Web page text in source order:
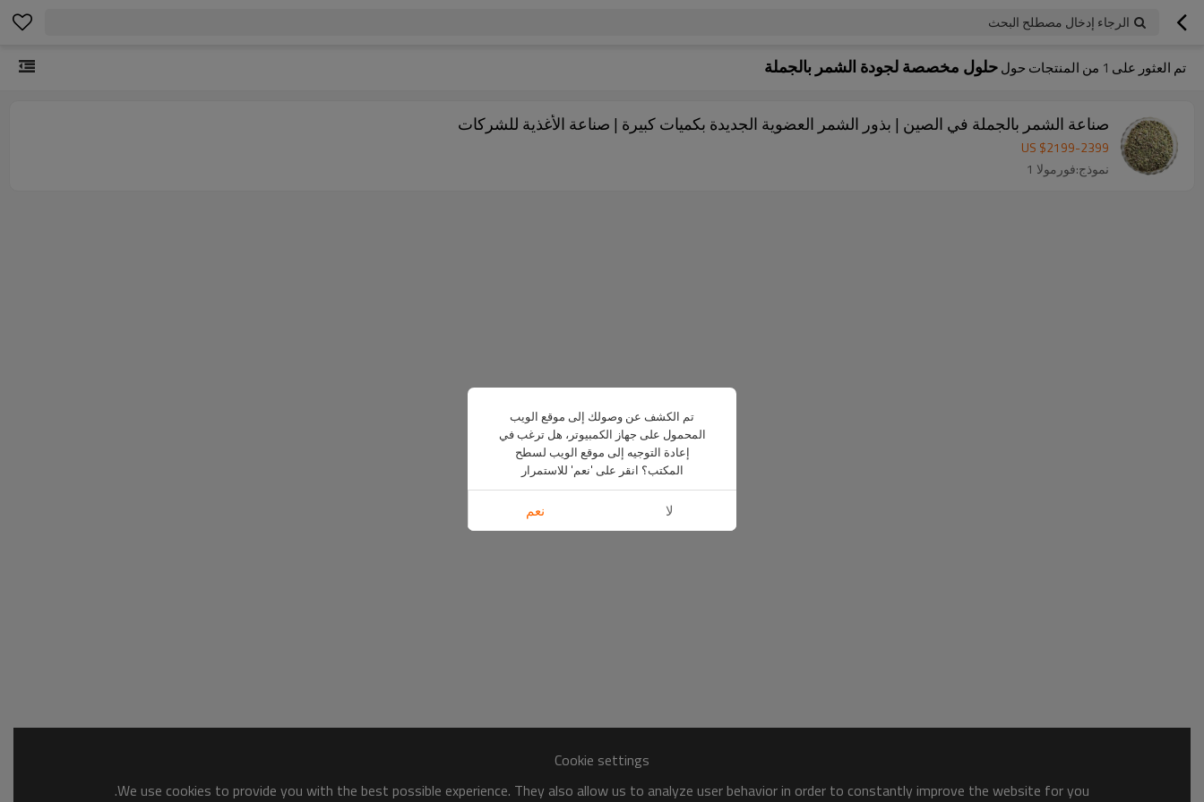
الرجاء إدخال مصطلح البحث
تم العثور على 1 من المنتجات حولحلول مخصصة لجودة الشمر بالجملة
صناعة الشمر بالجملة في الصين | بذور الشمر العضوية الجديدة بكميات كبيرة | صناعة الأغذية للشركات
US $2199-2399
نموذج:فورمولا 1
Cookie settings
We use cookies to provide you with the best possible experience. They also allow us to analyze user behavior in order to constantly improve the website for you.
تم الكشف عن وصولك إلى موقع الويب
المحمول على جهاز الكمبيوتر، هل ترغب في
إعادة التوجيه إلى موقع الويب لسطح
المكتب؟ انقر على 'نعم' للاستمرار
لا نعم